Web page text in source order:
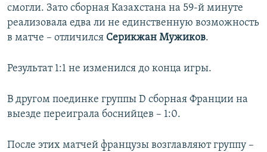
смогли. Зато сборная Казахстана на 59-й минуте
реализовала едва ли не единственную возможность
в матче – отличился Серикжан Мужиков.
Результат 1:1 не изменился до конца игры.
В другом поединке группы D сборная Франции на
выезде переиграла боснийцев – 1:0.
После этих матчей французы возглавляют группу –